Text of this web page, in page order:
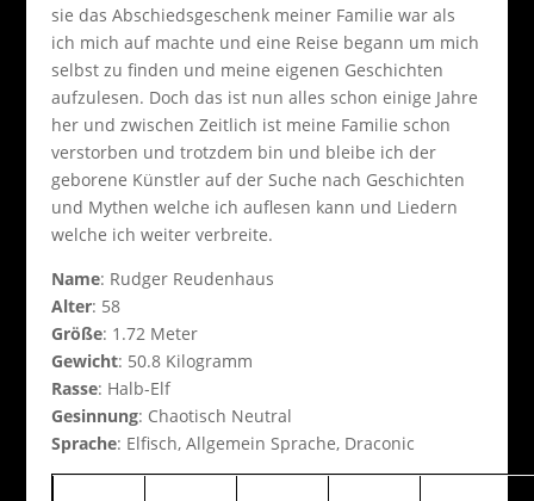
sie das Abschiedsgeschenk meiner Familie war als
ich mich auf machte und eine Reise begann um mich
selbst zu finden und meine eigenen Geschichten
aufzulesen. Doch das ist nun alles schon einige Jahre
her und zwischen Zeitlich ist meine Familie schon
verstorben und trotzdem bin und bleibe ich der
geborene Künstler auf der Suche nach Geschichten
und Mythen welche ich auflesen kann und Liedern
welche ich weiter verbreite.
Name: Rudger Reudenhaus
Alter: 58
Größe: 1.72 Meter
Gewicht: 50.8 Kilogramm
Rasse: Halb-Elf
Gesinnung: Chaotisch Neutral
Sprache: Elfisch, Allgemein Sprache, Draconic